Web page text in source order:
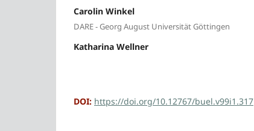
Carolin Winkel
DARE - Georg August Universität Göttingen
Katharina Wellner
DOI: https://doi.org/10.12767/buel.v99i1.317